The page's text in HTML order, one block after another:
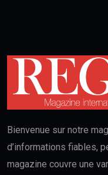
Bienvenue sur notre
d’informations fiables,
magazine couvre une